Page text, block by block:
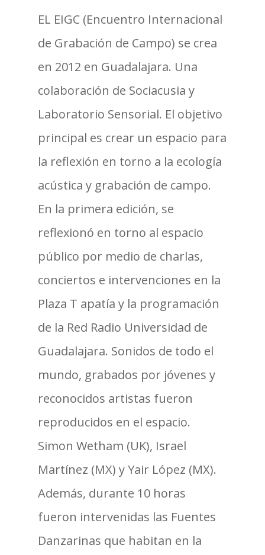
EL EIGC (Encuentro Internacional
de Grabación de Campo) se crea
en 2012 en Guadalajara. Una
colaboración de Sociacusia y
Laboratorio Sensorial. El objetivo
principal es crear un espacio para
la reflexión en torno a la ecología
acústica y grabación de campo.
En la primera edición, se
reflexionó en torno al espacio
público por medio de charlas,
conciertos e intervenciones en la
Plaza T apatía y la programación
de la Red Radio Universidad de
Guadalajara. Sonidos de todo el
mundo, grabados por jóvenes y
reconocidos artistas fueron
reproducidos en el espacio.
Simon Wetham (UK), Israel
Martínez (MX) y Yair López (MX).
Además, durante 10 horas
fueron intervenidas las Fuentes
Danzarinas que habitan en la